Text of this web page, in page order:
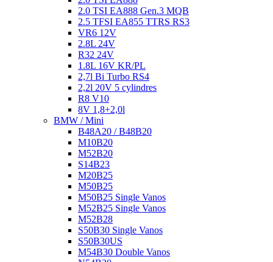
2.0 TSI EA888 Gen.3 MQB
2.5 TFSI EA855 TTRS RS3
VR6 12V
2.8L 24V
R32 24V
1.8L 16V KR/PL
2,7l Bi Turbo RS4
2,2l 20V 5 cylindres
R8 V10
8V 1,8+2,0l
BMW / Mini
B48A20 / B48B20
M10B20
M52B20
S14B23
M20B25
M50B25
M50B25 Single Vanos
M52B25 Single Vanos
M52B28
S50B30 Single Vanos
S50B30US
M54B30 Double Vanos